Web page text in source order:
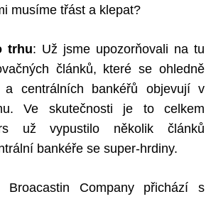
musíme třást a klepat?
trhu: Už jsme upozorňovali na tu
článků, které se ohledně
a centrálních bankéřů objevují v
Ve skutečnosti je to celkem
už vypustilo několik článků
bankéře se super-hrdiny.
Company přichází s